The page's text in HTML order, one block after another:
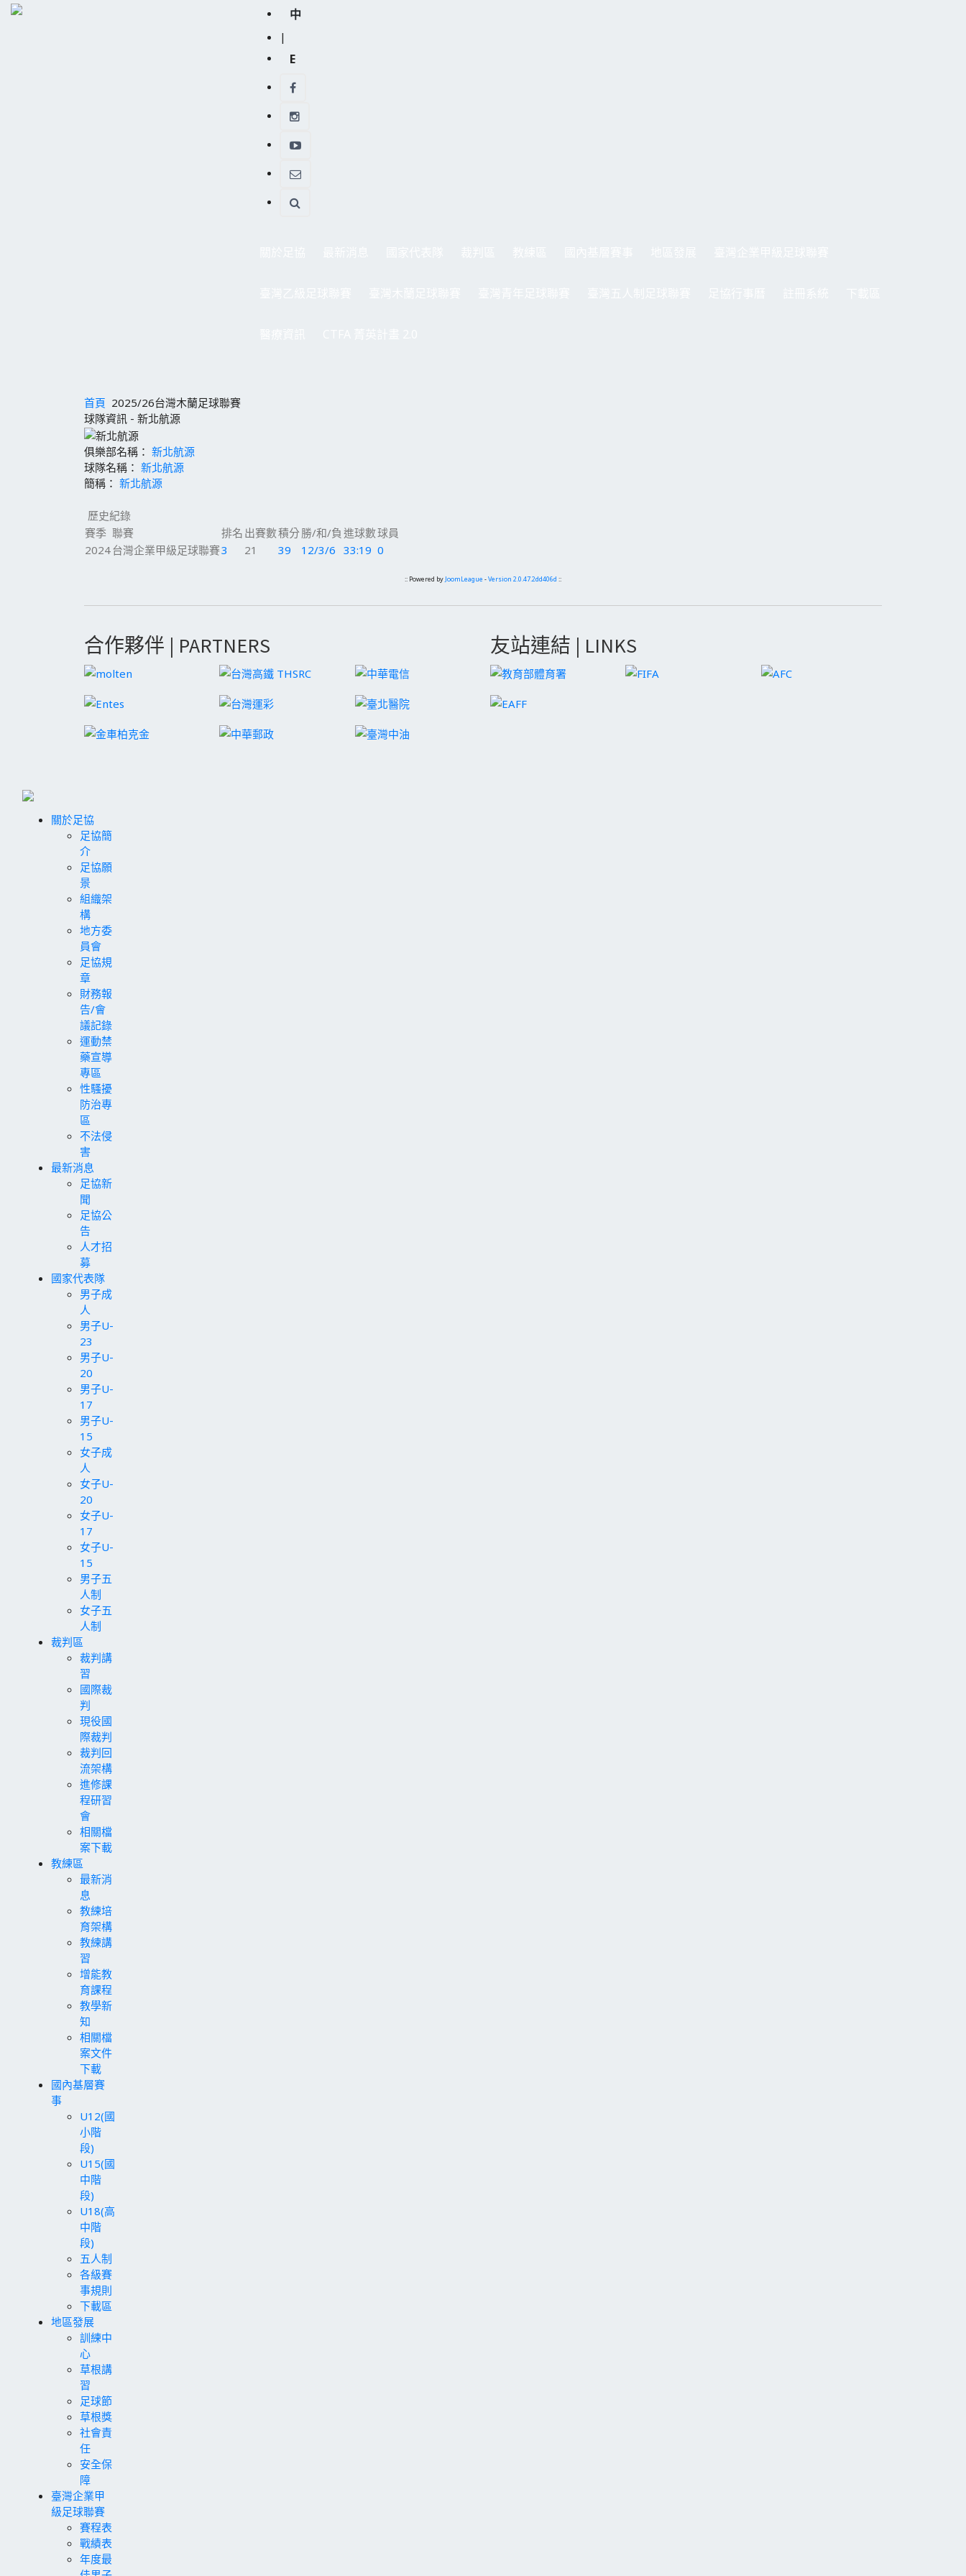
中
|
E
首頁 2025/26台灣木蘭足球聯賽
球隊資訊 - 新北航源
俱樂部名稱： 新北航源
球隊名稱： 新北航源
簡稱： 新北航源
歷史紀錄
賽季 聯賽 排名 出賽數積分勝/和/負 進球數球員
2024台灣企業甲級足球聯賽3 21 39 12/3/6 33:19 0
:: Powered by JoomLeague -Version 2.0.47.2dd406d ::
合作夥伴 | PARTNERS 友站連結 | LINKS
關於足協
足協簡
介
足協願
景
組織架
構
地方委
員會
足協規
章
財務報
告/會
議記錄
運動禁
藥宣導
專區
性騷擾
防治專
區
不法侵
害
最新消息
足協新
聞
足協公
告
人才招
募
國家代表隊
男子成
人
男子U-
23
男子U-
20
男子U-
17
男子U-
15
女子成
人
女子U-
20
女子U-
17
女子U-
15
男子五
人制
女子五
人制
裁判區
裁判講
習
國際裁
判
現役國
際裁判
裁判回
流架構
進修課
程研習
會
相關檔
案下載
教練區
最新消
息
教練培
育架構
教練講
習
增能教
育課程
教學新
知
相關檔
案文件
下載
國內基層賽
事
U12(國
小階
段)
U15(國
中階
段)
U18(高
中階
段)
五人制
各級賽
事規則
下載區
地區發展
訓練中
心
草根講
習
足球節
草根獎
社會責
任
安全保
障
臺灣企業甲
級足球聯賽
賽程表
戰績表
年度最